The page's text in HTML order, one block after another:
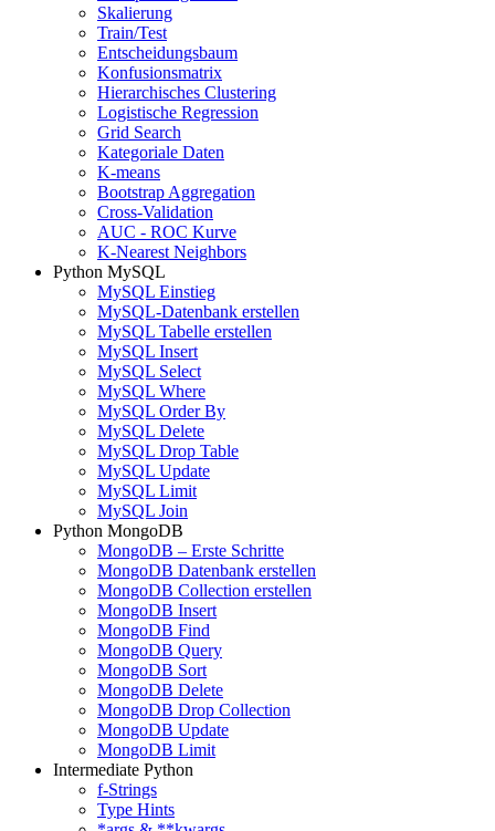
Skalierung
Train/Test
Entscheidungsbaum
Konfusionsmatrix
Hierarchisches Clustering
Logistische Regression
Grid Search
Kategoriale Daten
K-means
Bootstrap Aggregation
Cross-Validation
AUC - ROC Kurve
K-Nearest Neighbors
Python MySQL
MySQL Einstieg
MySQL-Datenbank erstellen
MySQL Tabelle erstellen
MySQL Insert
MySQL Select
MySQL Where
MySQL Order By
MySQL Delete
MySQL Drop Table
MySQL Update
MySQL Limit
MySQL Join
Python MongoDB
MongoDB – Erste Schritte
MongoDB Datenbank erstellen
MongoDB Collection erstellen
MongoDB Insert
MongoDB Find
MongoDB Query
MongoDB Sort
MongoDB Delete
MongoDB Drop Collection
MongoDB Update
MongoDB Limit
Intermediate Python
f-Strings
Type Hints